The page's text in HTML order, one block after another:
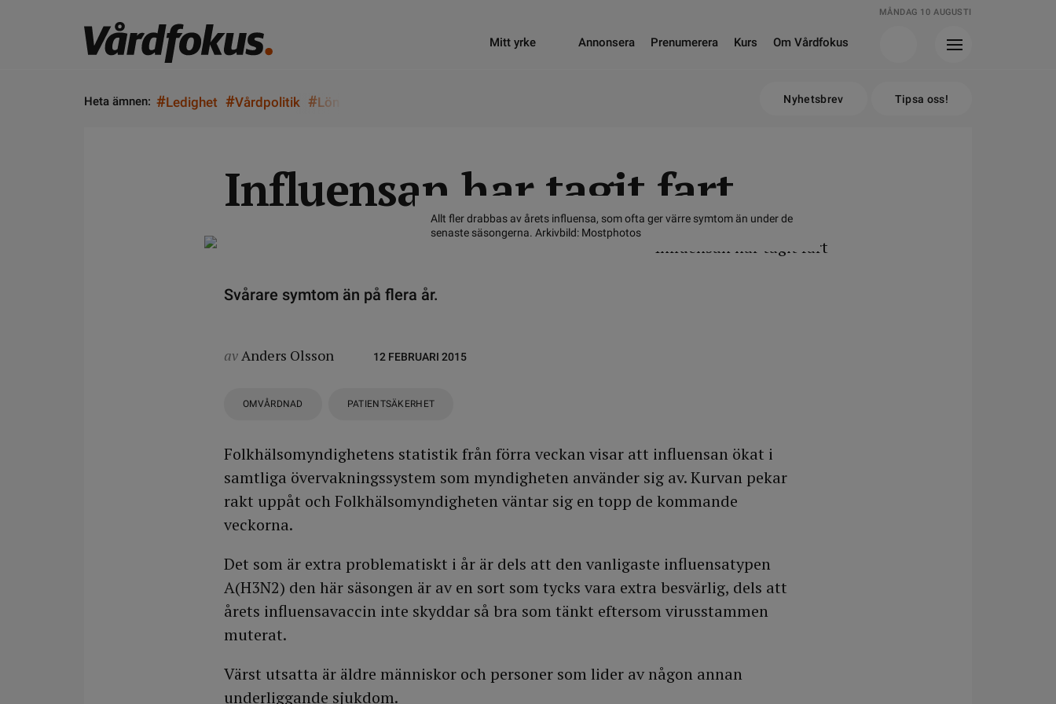
MÅNDAG 10 AUGUSTI
Mitt yrke Annonsera Prenumerera Kurs Om Vårdfokus
Heta ämnen: #Ledighet #Vårdpolitik #Lön Nyhetsbrev Tipsa oss!
Influensan har tagit fart
Allt fler drabbas av årets influensa, som ofta ger värre symtom än under de
senaste säsongerna. Arkivbild: Mostphotos
Svårare symtom än på flera år.
avAnders Olsson 12 FEBRUARI 2015
OMVÅRDNAD PATIENTSÄKERHET
Folkhälsomyndighetens statistik från förra veckan visar att influensan ökat i
samtliga övervakningssystem som myndigheten använder sig av. Kurvan pekar
rakt uppåt och Folkhälsomyndigheten väntar sig en topp de kommande
veckorna.
Det som är extra problematiskt i år är dels att den vanligaste influensatypen
A(H3N2) den här säsongen är av en sort som tycks vara extra besvärlig, dels att
årets influensavaccin inte skyddar så bra som tänkt eftersom virusstammen
muterat.
Värst utsatta är äldre människor och personer som lider av någon annan
underliggande sjukdom.